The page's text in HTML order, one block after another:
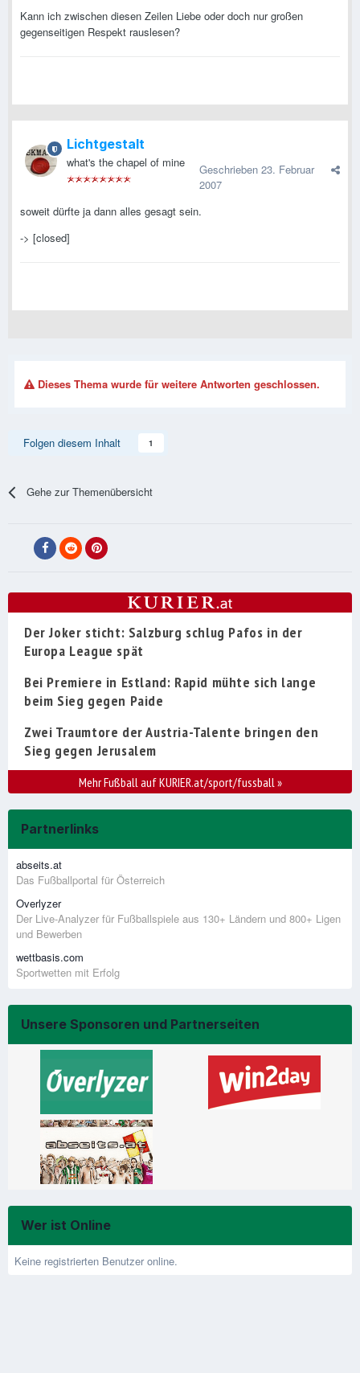
Kann ich zwischen diesen Zeilen Liebe oder doch nur großen
gegenseitigen Respekt rauslesen?
Lichtgestalt
what's the chapel of mine Geschrieben 23. Februar
2007
soweit dürfte ja dann alles gesagt sein.
-> [closed]
Dieses Thema wurde für weitere Antworten geschlossen.
Folgen diesem Inhalt 1
Gehe zur Themenübersicht
Der Joker sticht: Salzburg schlug Pafos in der
Europa League spät
Bei Premiere in Estland: Rapid mühte sich lange
beim Sieg gegen Paide
Zwei Traumtore der Austria-Talente bringen den
Sieg gegen Jerusalem
Mehr Fußball auf KURIER.at/sport/fussball»
Partnerlinks
abseits.at
Das Fußballportal für Österreich
Overlyzer
Der Live-Analyzer für Fußballspiele aus 130+ Ländern und 800+ Ligen
und Bewerben
wettbasis.com
Sportwetten mit Erfolg
Unsere Sponsoren und Partnerseiten
Wer ist Online
Keine registrierten Benutzer online.